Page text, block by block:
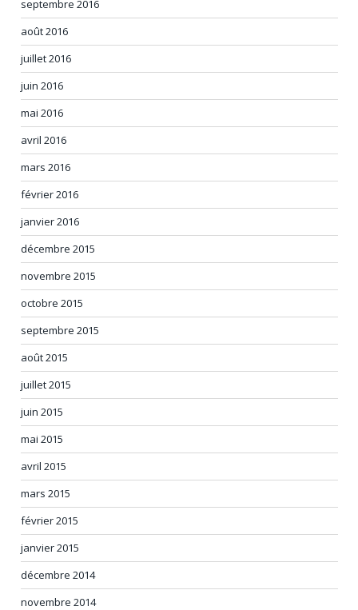
septembre 2016
août 2016
juillet 2016
juin 2016
mai 2016
avril 2016
mars 2016
février 2016
janvier 2016
décembre 2015
novembre 2015
octobre 2015
septembre 2015
août 2015
juillet 2015
juin 2015
mai 2015
avril 2015
mars 2015
février 2015
janvier 2015
décembre 2014
novembre 2014